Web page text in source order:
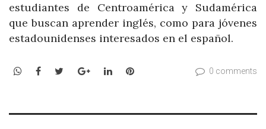
estudiantes de Centroamérica y Sudamérica
que buscan aprender inglés, como para jóvenes
estadounidenses interesados en el español.
WhatsApp
Facebook
TwitterGoogle+LinkedInPinterest 0 comments